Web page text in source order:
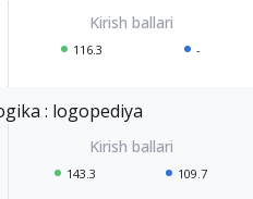
116.3 -
: logopediya
143.3 109.7